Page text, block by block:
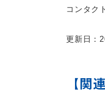
コンタク
更新日：
【関